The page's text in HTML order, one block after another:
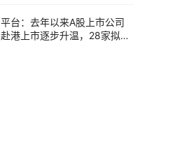
平台：去年以来A股上市公司
赴港上市逐步升温，28家拟赴